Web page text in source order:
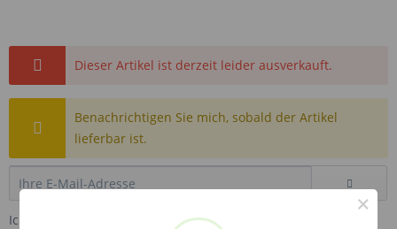
Dieser Artikel ist derzeit leider ausverkauft.
Benachrichtigen Sie mich, sobald der Artikel
lieferbar ist.
Ich habe die Datenschutzbestimmungen
×